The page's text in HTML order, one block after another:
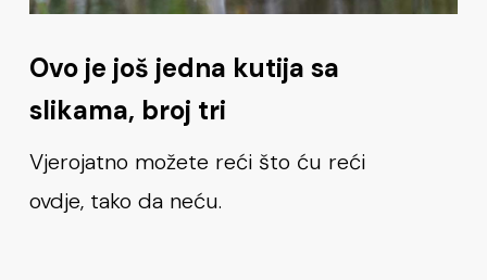
Ovo je još jedna kutija sa
slikama, broj tri
Vjerojatno možete reći što ću reći
ovdje, tako da neću.